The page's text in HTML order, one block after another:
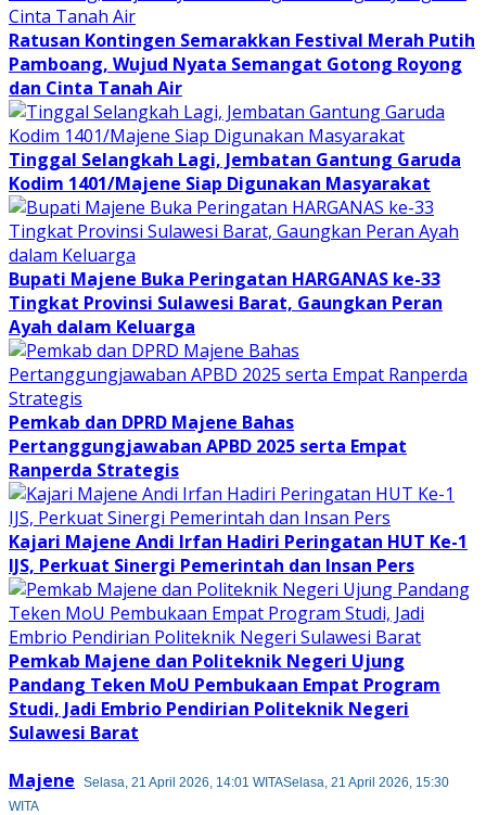
Ratusan Kontingen Semarakkan Festival Merah Putih
Pamboang, Wujud Nyata Semangat Gotong Royong
dan Cinta Tanah Air
Tinggal Selangkah Lagi, Jembatan Gantung Garuda
Kodim 1401/Majene Siap Digunakan Masyarakat
Bupati Majene Buka Peringatan HARGANAS ke-33
Tingkat Provinsi Sulawesi Barat, Gaungkan Peran
Ayah dalam Keluarga
Pemkab dan DPRD Majene Bahas
Pertanggungjawaban APBD 2025 serta Empat
Ranperda Strategis
Kajari Majene Andi Irfan Hadiri Peringatan HUT Ke-1
IJS, Perkuat Sinergi Pemerintah dan Insan Pers
Pemkab Majene dan Politeknik Negeri Ujung
Pandang Teken MoU Pembukaan Empat Program
Studi, Jadi Embrio Pendirian Politeknik Negeri
Sulawesi Barat
Majene
Selasa, 21 April 2026, 14:01 WITASelasa, 21 April 2026, 15:30
WITA